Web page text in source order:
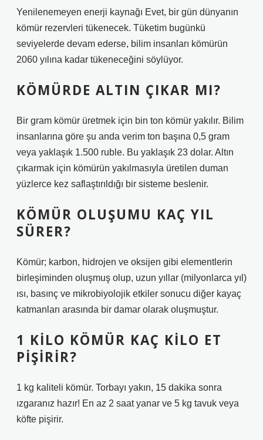
Yenilenemeyen enerji kaynağı Evet, bir gün dünyanın
kömür rezervleri tükenecek. Tüketim bugünkü
seviyelerde devam ederse, bilim insanları kömürün
2060 yılına kadar tükeneceğini söylüyor.
KÖMÜRDE ALTIN ÇIKAR MI?
Bir gram kömür üretmek için bin ton kömür yakılır. Bilim
insanlarına göre şu anda verim ton başına 0,5 gram
veya yaklaşık 1.500 ruble. Bu yaklaşık 23 dolar. Altın
çıkarmak için kömürün yakılmasıyla üretilen duman
yüzlerce kez saflaştırıldığı bir sisteme beslenir.
KÖMÜR OLUŞUMU KAÇ YIL
SÜRER?
Kömür; karbon, hidrojen ve oksijen gibi elementlerin
birleşiminden oluşmuş olup, uzun yıllar (milyonlarca yıl)
ısı, basınç ve mikrobiyolojik etkiler sonucu diğer kayaç
katmanları arasında bir damar olarak oluşmuştur.
1 KILO KÖMÜR KAÇ KILO ET
PIŞIRIR?
1 kg kaliteli kömür. Torbayı yakın, 15 dakika sonra
ızgaranız hazır! En az 2 saat yanar ve 5 kg tavuk veya
köfte pişirir.